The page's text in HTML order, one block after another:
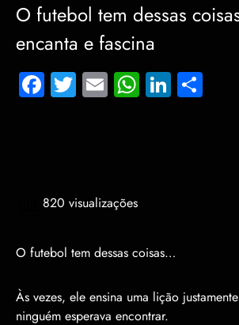
O futebol tem dessas
encanta e fascina
Facebook
TwitterEmailWhatsApp
820 visualizações
O futebol tem dessas coisas…
Às vezes, ele ensina uma lição
ninguém esperava encontrar.